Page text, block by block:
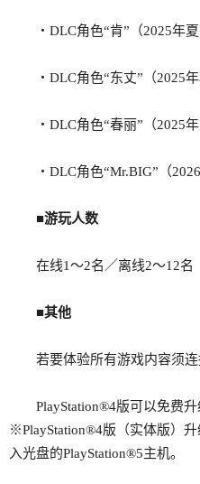
・DLC角色“肯”（2025年
・DLC角色“东丈”（2025
・DLC角色“春丽”（2025
・DLC角色“Mr.BIG”（
■游玩人数
在线1～2名／离线2～12名
■其他
若要体验所有游戏内容须连
PlayStation®4版可以免费升
※PlayStation®4版（实体版）
入光盘的PlayStation®5主机。